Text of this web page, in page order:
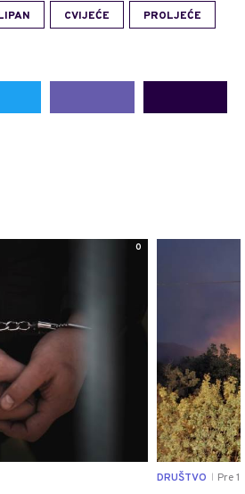
CVIJEĆE PROLJEĆE
0
DRUŠTVO Pre 1